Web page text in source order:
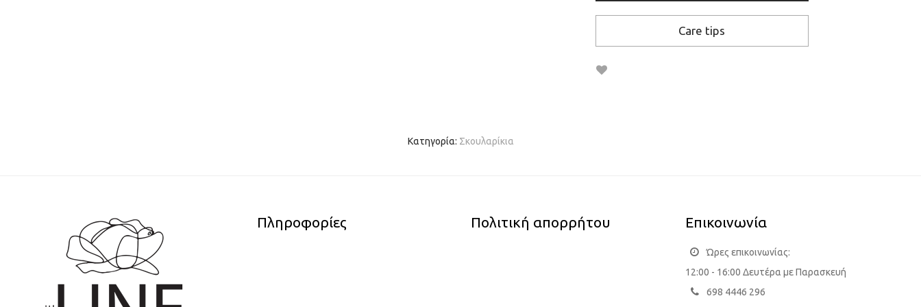
Care tips
Κατηγορία: Σκουλαρίκια
Πληροφορίες Πολιτική απορρήτου Επικοινωνία
Ώρες επικοινωνίας:
12:00 - 16:00 Δευτέρα με Παρασκευή
698 4446 296